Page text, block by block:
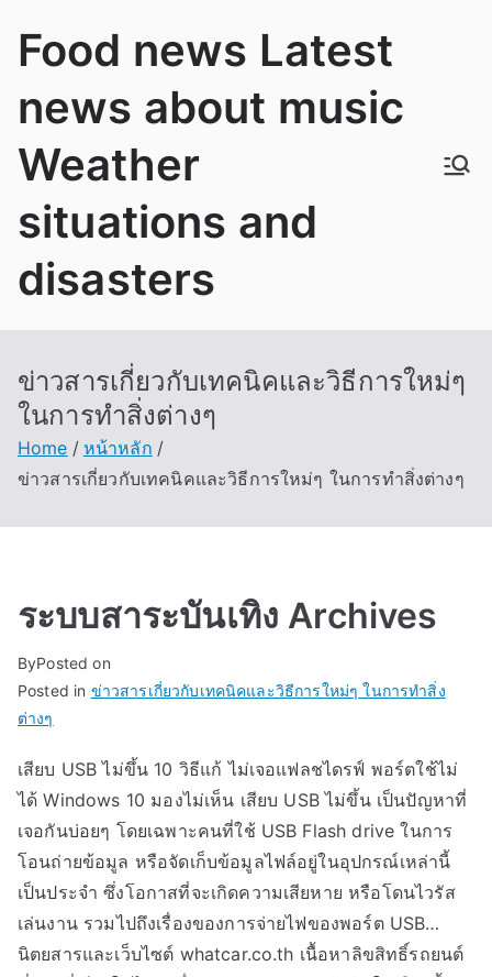
Food news Latest
news about music
Weather
situations and
disasters
ข่าวสารเกี่ยวกับเทคนิคและวิธีการใหม่ๆ
ในการทำสิ่งต่างๆ
Home
หน้าหลัก
ข่าวสารเกี่ยวกับเทคนิคและวิธีการใหม่ๆ ในการทำสิ่งต่างๆ
ระบบสาระบันเทิง Archives
ByPosted on
Posted in ข่าวสารเกี่ยวกับเทคนิคและวิธีการใหม่ๆ ในการทำสิ่ง
ต่างๆ
เสียบ USB ไม่ขึ้น 10 วิธีแก้ ไม่เจอแฟลชไดรฟ์ พอร์ตใช้ไม่
ได้ Windows 10 มองไม่เห็น เสียบ USB ไม่ขึ้น เป็นปัญหาที่
เจอกันบ่อยๆ โดยเฉพาะคนที่ใช้ USB Flash drive ในการ
โอนถ่ายข้อมูล หรือจัดเก็บข้อมูลไฟล์อยู่ในอุปกรณ์เหล่านี้
เป็นประจำ ซึ่งโอกาสที่จะเกิดความเสียหาย หรือโดนไวรัส
เล่นงาน รวมไปถึงเรื่องของการจ่ายไฟของพอร์ต USB…
นิตยสารและเว็บไซต์ whatcar.co.th เนื้อหาลิขสิทธิ์รถยนต์